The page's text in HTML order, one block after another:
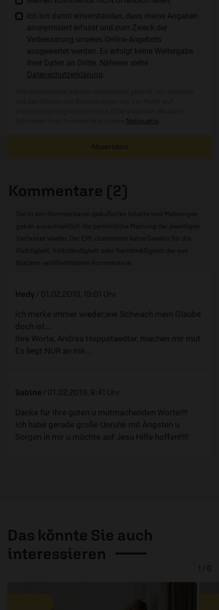
Ich bin damit einverstanden, dass meine Angaben
anonymisiert erfasst und zum Zweck der
Verbesserung unseres Online-Angebots
ausgewertet werden. Es erfolgt keine Weitergabe
Ihrer Daten an Dritte. Näheres siehe
Datenschutzerklärung
Netiquette
Absenden
Kommentare (2)
Die in den Kommentaren geäußerten Inhalte und Meinungen
geben ausschließlich die persönliche Meinung der jeweiligen
Verfasser wieder. Der ERF übernimmt keine Gewähr für die
Richtigkeit, Vollständigkeit oder Rechtmäßigkeit der von
Nutzern veröffentlichten Kommentare.
Hedy / 01.02.2019, 19:01 Uhr
ich merke immer wieder,wie Schwach mein Glaube
doch ist....
Ihre Worte, Andrea Hoppstaedter, machen mir mut.
Es liegt NUR an mir...
Sabine / 01.02.2019, 8:41 Uhr
Danke für Ihre guten u mutmachenden Worte!!!!
Ich habe gerade große Unruhe mit Ängsten u
Sorgen in mir u möchte auf Jesu Hilfe hoffen!!!!!
Das könnte Sie auch
interessieren
1 / 6